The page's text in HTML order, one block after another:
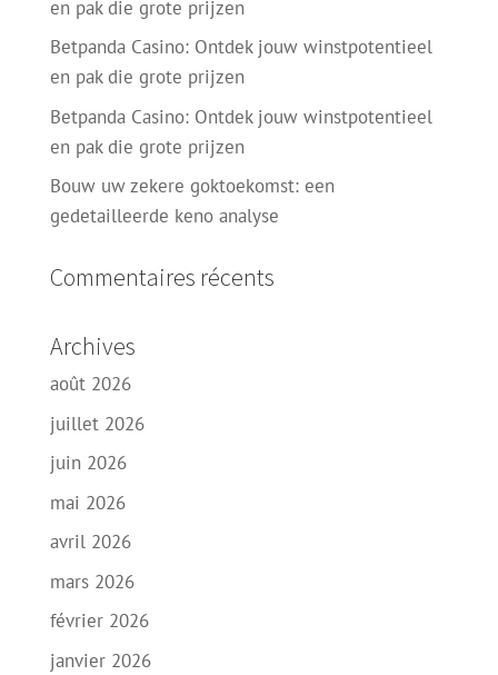
en pak die grote prijzen
Betpanda Casino: Ontdek jouw winstpotentieel
en pak die grote prijzen
Betpanda Casino: Ontdek jouw winstpotentieel
en pak die grote prijzen
Bouw uw zekere goktoekomst: een
gedetailleerde keno analyse
Commentaires récents
Archives
août 2026
juillet 2026
juin 2026
mai 2026
avril 2026
mars 2026
février 2026
janvier 2026